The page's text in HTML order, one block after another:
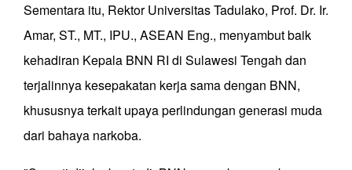
Sementara itu, Rektor Universitas Tadulako, Prof. Dr. Ir.
Amar, ST., MT., IPU., ASEAN Eng., menyambut baik
kehadiran Kepala BNN RI di Sulawesi Tengah dan
terjalinnya kesepakatan kerja sama dengan BNN,
khususnya terkait upaya perlindungan generasi muda
dari bahaya narkoba.